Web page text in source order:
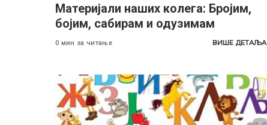
Материјали наших колега: Бројим,
бојим, сабирам и одузимам
0 мин за читање ВИШЕ ДЕТАЉА